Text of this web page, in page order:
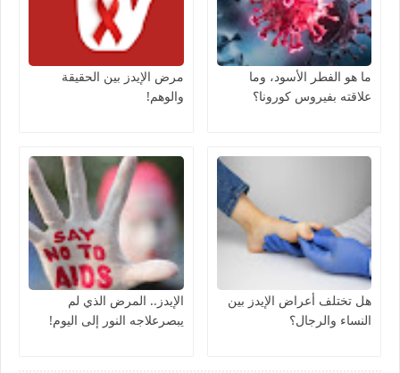
ما هو الفطر الأسود، وما
علاقته بفيروس كورونا؟
مرض الإيدز بين الحقيقة
والوهم!
هل تختلف أعراض الإيدز بين
النساء والرجال؟
الإيدز.. المرض الذي لم
يبصرعلاجه النور إلى اليوم!